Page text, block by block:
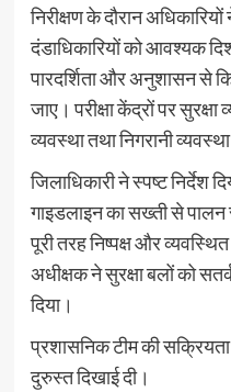
निरीक्षण के दौरान
दंडाधिकारियों को आवश्यक
पारदर्शिता और अनुशासन से
जाए। परीक्षा केंद्रों पर
व्यवस्था तथा निगरानी
जिलाधिकारी ने स्पष्ट निर्देश
गाइडलाइन का सख्ती से पालन
पूरी तरह निष्पक्ष और
अधीक्षक ने सुरक्षा बलों को
दिया।
प्रशासनिक टीम की सक्रियता
दुरुस्त दिखाई दी।